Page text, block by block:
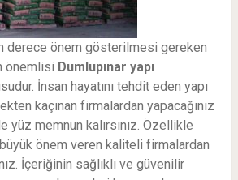
derece önem gösterilmesi gereken
önemlisi Dumlupınar yapı
İnsan hayatını tehdit eden yapı
kaçınan firmalardan yapacağınız
yüz memnun kalırsınız. Özellikle
önem veren kaliteli firmalardan
İçeriğinin sağlıklı ve güvenilir